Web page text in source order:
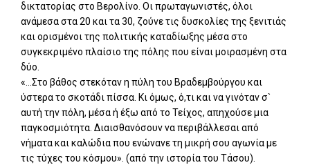
δικτατορίας στο Βερολίνο. Οι πρωταγωνιστές, όλοι
ανάμεσα στα 20 και τα 30, ζούνε τις δυσκολίες της ξενιτιάς
και ορισμένοι της πολιτικής καταδίωξης μέσα στο
συγκεκριμένο πλαίσιο της πόλης που είναι μοιρασμένη στα
δύο.
«...Στο βάθος στεκόταν η πύλη του Βραδεμβούργου και
ύστερα το σκοτάδι πίσσα. Κι όμως, ό,τι και να γινόταν σ`
αυτή την πόλη, μέσα ή έξω από το Τείχος, απηχούσε μια
παγκοσμιότητα. Διαισθανόσουν να περιβάλλεσαι από
νήματα και καλώδια που ενώνανε τη μικρή σου αγωνία με
τις τύχες του κόσμου». (από την ιστορία του Τάσου).